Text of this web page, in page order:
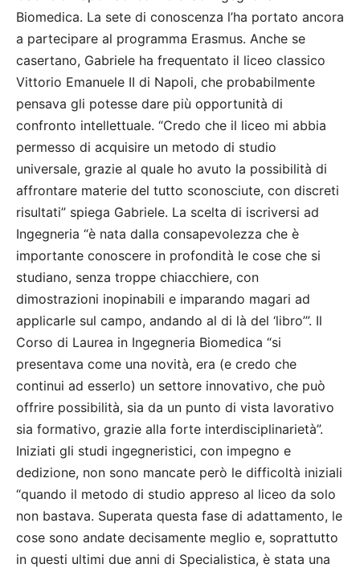
Biomedica. La sete di conoscenza l’ha portato ancora
a partecipare al programma Erasmus. Anche se
casertano, Gabriele ha frequentato il liceo classico
Vittorio Emanuele II di Napoli, che probabilmente
pensava gli potesse dare più opportunità di
confronto intellettuale. “Credo che il liceo mi abbia
permesso di acquisire un metodo di studio
universale, grazie al quale ho avuto la possibilità di
affrontare materie del tutto sconosciute, con discreti
risultati” spiega Gabriele. La scelta di iscriversi ad
Ingegneria “è nata dalla consapevolezza che è
importante conoscere in profondità le cose che si
studiano, senza troppe chiacchiere, con
dimostrazioni inopinabili e imparando magari ad
applicarle sul campo, andando al di là del ‘libro’”. Il
Corso di Laurea in Ingegneria Biomedica “si
presentava come una novità, era (e credo che
continui ad esserlo) un settore innovativo, che può
offrire possibilità, sia da un punto di vista lavorativo
sia formativo, grazie alla forte interdisciplinarietà”.
Iniziati gli studi ingegneristici, con impegno e
dedizione, non sono mancate però le difficoltà iniziali
“quando il metodo di studio appreso al liceo da solo
non bastava. Superata questa fase di adattamento, le
cose sono andate decisamente meglio e, soprattutto
in questi ultimi due anni di Specialistica, è stata una